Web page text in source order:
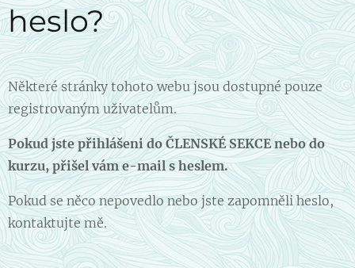
heslo?
Některé stránky tohoto webu jsou dostupné pouze
registrovaným uživatelům.
Pokud jste přihlášeni do ČLENSKÉ SEKCE nebo do
kurzu, přišel vám e-mail s heslem.
Pokud se něco nepovedlo nebo jste zapomněli heslo,
kontaktujte mě.